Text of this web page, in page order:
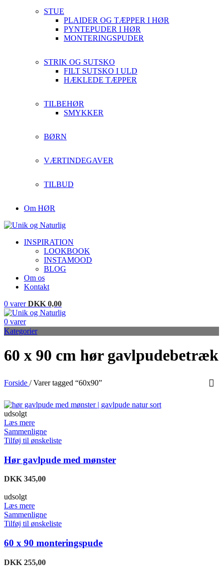
STUE
PLAIDER OG TÆPPER I HØR
PYNTEPUDER I HØR
MONTERINGSPUDER
STRIK OG SUTSKO
FILT SUTSKO I ULD
HÆKLEDE TÆPPER
TILBEHØR
SMYKKER
BØRN
VÆRTINDEGAVER
TILBUD
Om HØR
INSPIRATION
LOOKBOOK
INSTAMOOD
BLOG
Om os
Kontakt
0 varer DKK 0,00
0 varer
Kategorier
60 x 90 cm hør gavlpudebetræk
Forside / Varer tagged “60x90”
udsolgt
Læs mere
Sammenligne
Tilføj til ønskeliste
Hør gavlpude med mønster
DKK 345,00
udsolgt
Læs mere
Sammenligne
Tilføj til ønskeliste
60 x 90 monteringspude
DKK 255,00